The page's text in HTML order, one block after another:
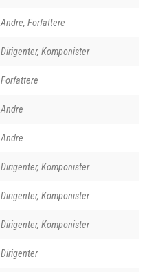
Andre, Forfattere
Dirigenter, Komponister
Forfattere
Andre
Andre
Dirigenter, Komponister
Dirigenter, Komponister
Dirigenter, Komponister
Dirigenter